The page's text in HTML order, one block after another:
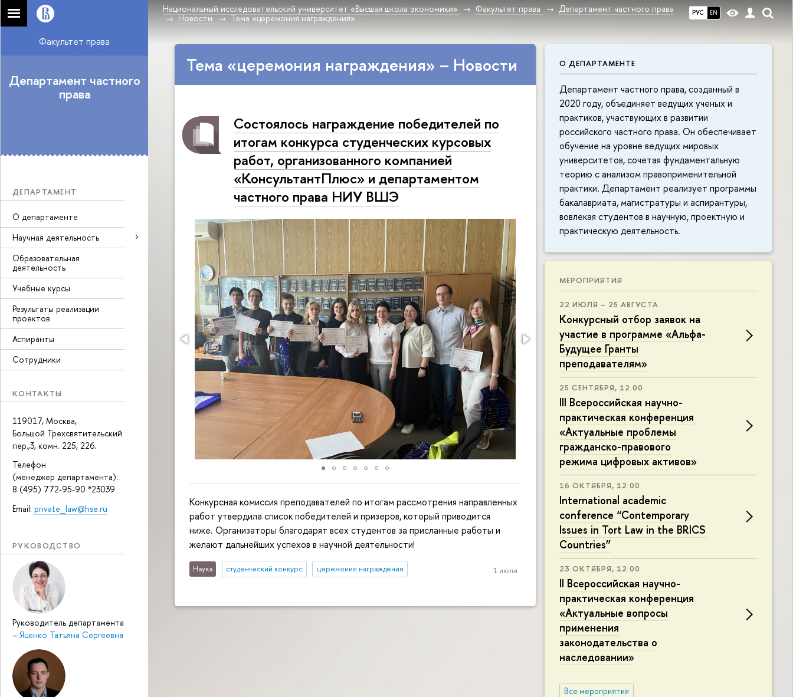
РУС EN
Национальный исследовательский университет «Высшая школа экономики» Факультет права
Департамент частного права
Новости
Тема «церемония награждения»
Факультет права
Департамент частного
права
ДЕПАРТАМЕНТ
О департаменте
Научная деятельность
Образовательная
деятельность
Учебные курсы
Результаты реализации
проектов
Аспиранты
Сотрудники
КОНТАКТЫ
119017, Москва,
Большой Трехсвятительский
пер.,3, комн. 225, 226.
Телефон
(менеджер департамента):
8 (495) 772-95-90 *23039
Email: private_law@hse.ru
РУКОВОДСТВО
Руководитель департамента
– Яценко Татьяна Сергеевна
О ДЕПАРТАМЕНТЕ
Департамент частного права, созданный в
2020 году, объединяет ведущих ученых и
практиков, участвующих в развитии
российского частного права. Он обеспечивает
обучение на уровне ведущих мировых
университетов, сочетая фундаментальную
теорию с анализом правоприменительной
практики. Департамент реализует программы
бакалавриата, магистратуры и аспирантуры,
вовлекая студентов в научную, проектную и
практическую деятельность.
МЕРОПРИЯТИЯ
22 ИЮЛЯ – 25 АВГУСТА
Конкурсный отбор заявок на
участие в программе «Альфа-
Будущее Гранты
преподавателям»
25 СЕНТЯБРЯ, 12:00
III Всероссийская научно-
практическая конференция
«Актуальные проблемы
гражданско-правового
режима цифровых активов»
16 ОКТЯБРЯ, 12:00
International academic
conference “Contemporary
Issues in Tort Law in the BRICS
Countries”
23 ОКТЯБРЯ, 12:00
II Всероссийская научно-
практическая конференция
«Актуальные вопросы
применения
законодательства о
наследовании»
Все мероприятия
Тема «церемония награждения» – Новости
Состоялось награждение победителей по
итогам конкурса студенческих курсовых
работ, организованного компанией
«КонсультантПлюс» и департаментом
частного права НИУ ВШЭ
Конкурсная комиссия преподавателей по итогам рассмотрения направленных
работ утвердила список победителей и призеров, который приводится
ниже. Организаторы благодарят всех студентов за присланные работы и
желают дальнейших успехов в научной деятельности!
Наука студенческий конкурс церемония награждения 1 июля